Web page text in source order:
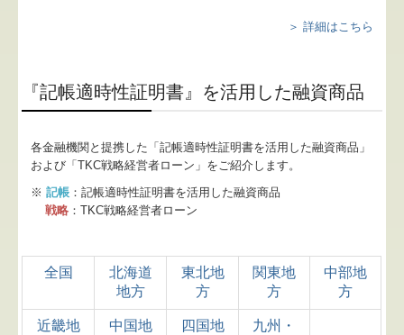
＞ 詳細はこちら
『記帳適時性証明書』を活用した融資商品
各金融機関と提携した「記帳適時性証明書を活用した融資商品」
および「TKC戦略経営者ローン」をご紹介します。
※記帳 ：記帳適時性証明書を活用した融資商品
戦略 ：TKC戦略経営者ローン
全国
北海道
地方
東北地
方
関東地
方
中部地
方
近畿地
中国地
四国地
九州・